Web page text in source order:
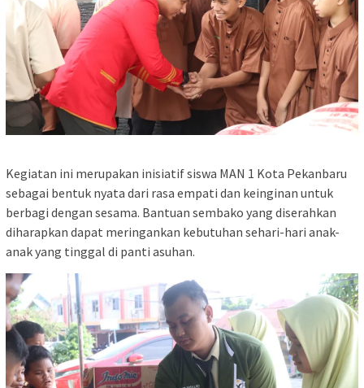
Kegiatan ini merupakan inisiatif siswa MAN 1 Kota Pekanbaru
sebagai bentuk nyata dari rasa empati dan keinginan untuk
berbagi dengan sesama. Bantuan sembako yang diserahkan
diharapkan dapat meringankan kebutuhan sehari-hari anak-
anak yang tinggal di panti asuhan.